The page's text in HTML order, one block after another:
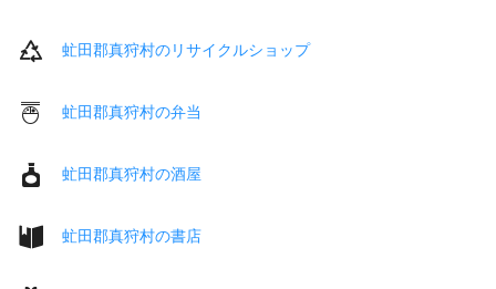
虻田郡真狩村のリサイクルショップ
虻田郡真狩村の弁当
虻田郡真狩村の酒屋
虻田郡真狩村の書店